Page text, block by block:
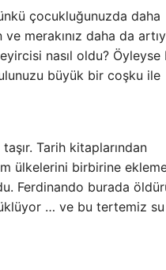
çocukluğunuzda daha
merakınız daha da
nasıl oldu? Öyleyse
büyük bir coşku ile
Tarih kitaplarından
ülkelerini birbirine
Ferdinando burada
… ve bu tertemiz su